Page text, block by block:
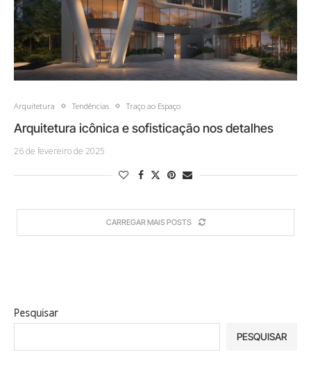
Arquitetura Tendências Traço ao Espaço
Arquitetura icônica e sofisticação nos detalhes
26 de fevereiro de 2025
CARREGAR MAIS POSTS
Pesquisar
PESQUISAR